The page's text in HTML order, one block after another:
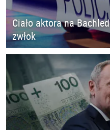
Ciało aktora na
zwłok